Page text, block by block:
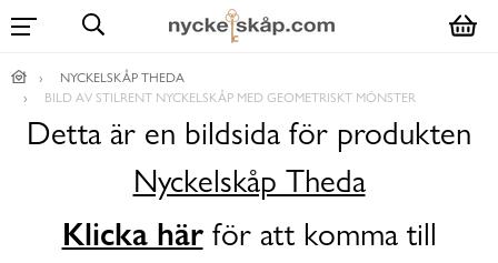
NYCKELSKÅP THEDA
BILD AV STILRENT NYCKELSKÅP MED GEOMETRISKT MÖNSTER
Detta är en bildsida för produkten
Nyckelskåp Theda
Klicka härför att komma till